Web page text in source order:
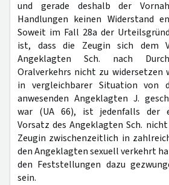
und gerade deshalb der
Handlungen keinen Widerstand
Soweit im Fall 28a der
ist, dass die Zeugin sich dem
Angeklagten Sch. nach
Oralverkehrs nicht zu widersetzen
in vergleichbarer Situation von
anwesenden Angeklagten J.
war (UA 66), ist jedenfalls der
Vorsatz des Angeklagten Sch.
Zeugin zwischenzeitlich in
den Angeklagten sexuell verkehrt
den Feststellungen dazu
sein.